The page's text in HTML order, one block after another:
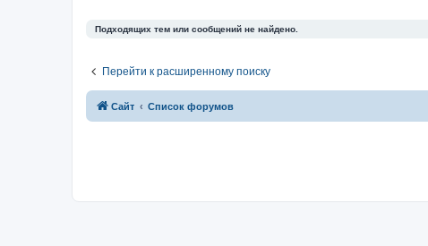
Подходящих тем или сообщений не найдено.
Перейти к расширенному поиску
Сайт Список форумов